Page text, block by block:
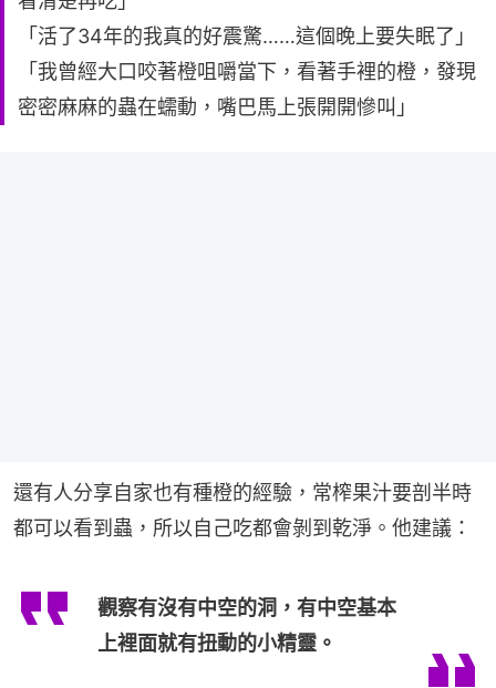
「活了34年的我真的好震驚……這個晚上要失眠了」
「我曾經大口咬著橙咀嚼當下，看著手裡的橙，發現
密密麻麻的蟲在蠕動，嘴巴馬上張開開慘叫」
還有人分享自家也有種橙的經驗，常榨果汁要剖半時
都可以看到蟲，所以自己吃都會剝到乾淨。他建議：
觀察有沒有中空的洞，有中空基本
上裡面就有扭動的小精靈。